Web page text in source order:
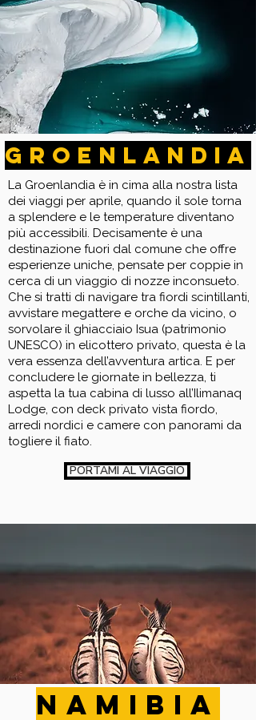
GROENLANDIA
La Groenlandia è in cima alla nostra lista
dei viaggi per aprile, quando il sole torna
a splendere e le temperature diventano
più accessibili. Decisamente è una
destinazione fuori dal comune che offre
esperienze uniche, pensate per coppie in
cerca di un viaggio di nozze inconsueto.
Che si tratti di navigare tra fiordi scintillanti,
avvistare megattere e orche da vicino, o
sorvolare il ghiacciaio Isua (patrimonio
UNESCO) in elicottero privato, questa è la
vera essenza dell’avventura artica. E per
concludere le giornate in bellezza, ti
aspetta la tua cabina di lusso all’Ilimanaq
Lodge, con deck privato vista fiordo,
arredi nordici e camere con panorami da
togliere il fiato.
PORTAMI AL VIAGGIO
NAMIBIA